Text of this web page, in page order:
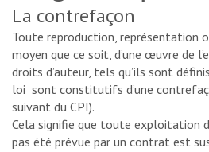
La contrefaçon
Toute reproduction, représentation
moyen que ce soit, d’une œuvre de
droits d’auteur, tels qu’ils sont
loi sont constitutifs d’une
suivant du CPI).
Cela signifie que toute exploitation
pas été prévue par un contrat est